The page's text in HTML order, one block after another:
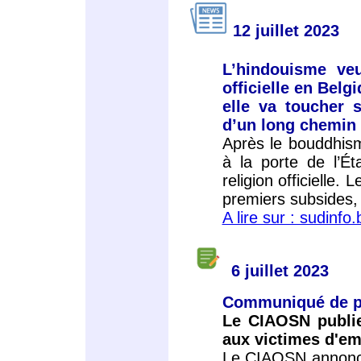
12 juillet 2023
L’hindouisme
officielle en
elle va toucher
d’un long chemin
Après le
à la porte de
religion officielle.
premiers
A lire sur :
6 juillet 2023
Communiqué de
Le CIAOSN
aux victimes